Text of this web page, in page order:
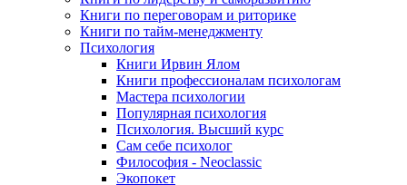
Книги по переговорам и риторике
Книги по тайм-менеджменту
Психология
Книги Ирвин Ялом
Книги профессионалам психологам
Мастера психологии
Популярная психология
Психология. Высший курс
Сам себе психолог
Философия - Neoclassic
Экопокет